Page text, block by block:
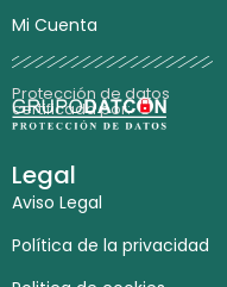
Mi Cuenta
Protección de datos
certificada por:
Legal
Aviso Legal
Política de la privacidad